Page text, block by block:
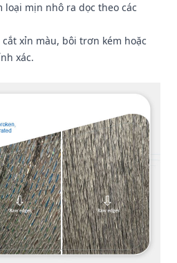
mịn nhô ra dọc theo các
xỉn màu, bôi trơn kém hoặc
xác.